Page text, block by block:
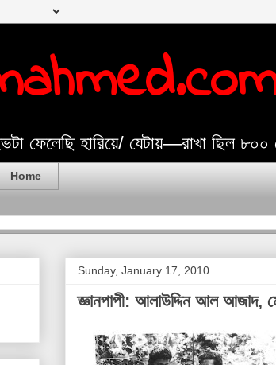
ফেলেছি হারিয়ে/ যেটায়—রাখা ছিল
Home
Sunday, January 17, 2010
জ্ঞানপাপী: আলাউদ্দিন আল আজাদ,